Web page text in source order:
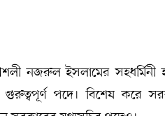
নজরুল ইসলামের
পদে। বিশেষ করে